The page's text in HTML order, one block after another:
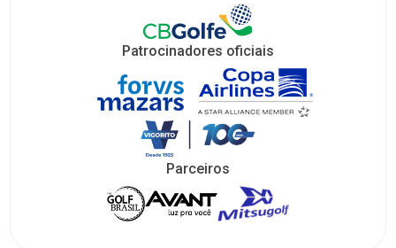
Patrocinadores oficiais
Parceiros